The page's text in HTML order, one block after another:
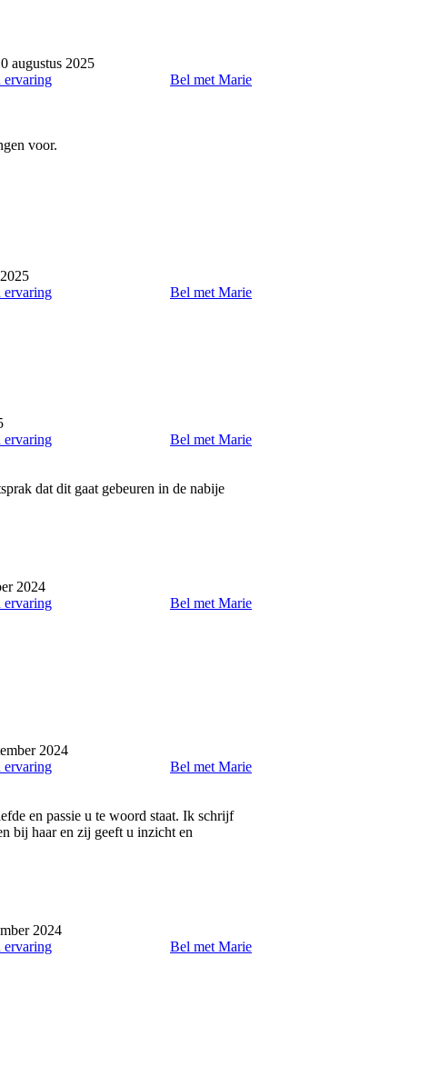
augustus 2025
ervaring
Bel met Marie
voor.
ervaring
Bel met Marie
ervaring
Bel met Marie
dat dit gaat gebeuren in de nabije
2024
ervaring
Bel met Marie
2024
ervaring
Bel met Marie
en passie u te woord staat. Ik schrijf
bij haar en zij geeft u inzicht en
2024
ervaring
Bel met Marie